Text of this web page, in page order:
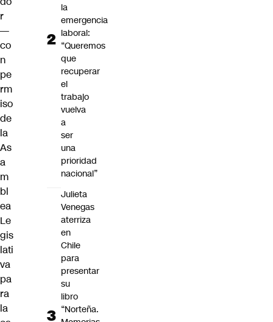
r
—
co
n
pe
rm
iso
de
la
As
a
m
bl
ea
Le
gis
lati
va
pa
ra
la
la
emergencia
laboral:
“Queremos
que
recuperar
el
trabajo
vuelva
a
ser
una
prioridad
nacional”
Julieta
Venegas
aterriza
en
Chile
para
presentar
su
libro
“Norteña.